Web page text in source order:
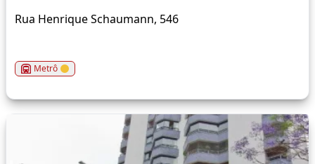
Rua Henrique Schaumann, 546
Metrô